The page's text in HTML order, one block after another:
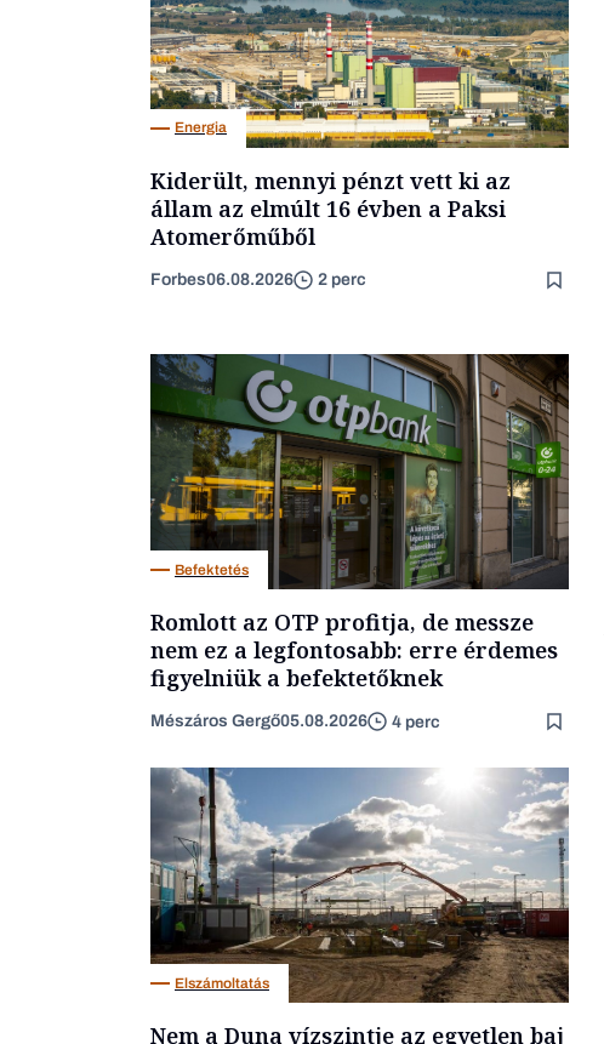
Energia
Kiderült, mennyi pénzt vett ki az
állam az elmúlt 16 évben a Paksi
Atomerőműből
Forbes06.08.2026 2 perc
Befektetés
Romlott az OTP profitja, de messze
nem ez a legfontosabb: erre érdemes
figyelniük a befektetőknek
Mészáros Gergő05.08.2026 4 perc
Elszámoltatás
Nem a Duna vízszintje az egyetlen baj